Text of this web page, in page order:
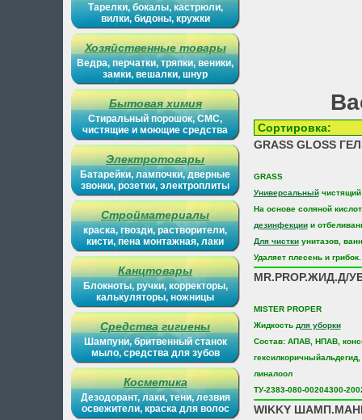
Тарелки, бокалы, кастрюли,
вилки, бидоны, кружки
Хозяйственные товары
Ведра, перчатки, тряпки, веники,
замки, вешалки, шнур
Бытовая химия
Стиральный порошок, СМС,
чистящие и моющие средства
Электротовары
Батарейки, лампочки, дверные
звонки, розетки, электроплиты
Стройматериалы
краска, гвозди, растворители,
кисти, пена монтажная, лаки
Канцтовары
Блокноты, ручки, корректоры,
калькуляторы, ножницы
Средства гигиены
Шампуни, бритвенный станок
мыло, средства для зубов
Косметика
Дезодорант, лаки, тени, лезвия
освежители, краска для волос
GRASS GLOSS
GRASS
Универсальный
На основе соляной
дезинфекциии
Для чисткиунитазов,
Удаляет плесень и грибок.
MR.PROP.ЖИД.Д/
MISTER PROPER
Жидкость для уборки
Состав: АПАВ, НПАВ,
линалоол
ТУ-2383-080-00204300-
WIKKY